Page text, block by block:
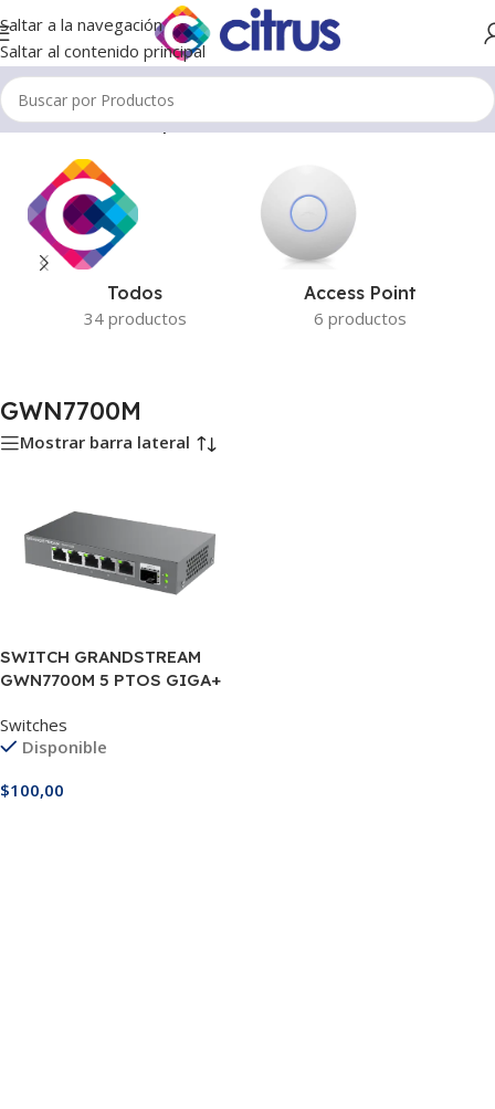
Saltar a la navegación
Saltar al contenido principal
Inicio/Productos etiquetados “GWN7700M”
Todos
34 productos
Access Point
6 productos
GWN7700M
Mostrar barra lateral
SWITCH GRANDSTREAM
GWN7700M 5 PTOS GIGA+
Switches
Disponible
$100,00